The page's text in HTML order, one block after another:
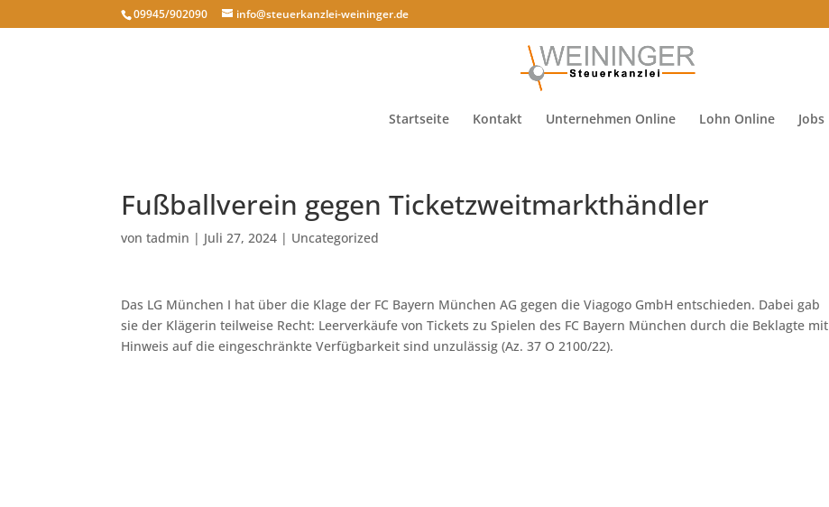
09945/902090 info@steuerkanzlei-weininger.de
Startseite Kontakt Unternehmen Online Lohn Online Jobs
Fußballverein gegen Ticketzweitmarkthändler
vontadmin | Juli 27, 2024 | Uncategorized
Das LG München I hat über die Klage der FC Bayern München AG gegen die Viagogo GmbH entschieden. Dabei gab
sie der Klägerin teilweise Recht: Leerverkäufe von Tickets zu Spielen des FC Bayern München durch die Beklagte mit
Hinweis auf die eingeschränkte Verfügbarkeit sind unzulässig (Az. 37 O 2100/22).